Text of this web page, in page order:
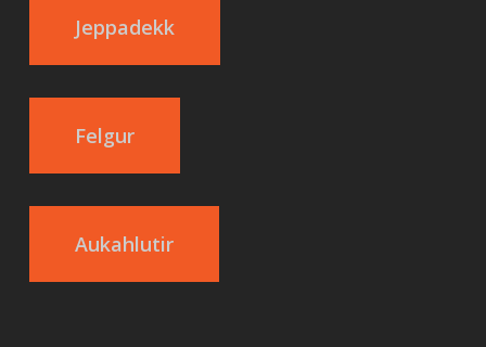
Jeppadekk
Felgur
Aukahlutir